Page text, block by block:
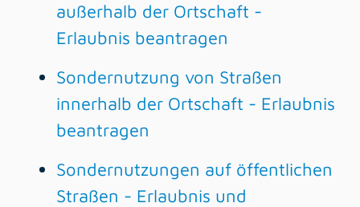
außerhalb der Ortschaft -
Erlaubnis beantragen
Sondernutzung von Straßen
innerhalb der Ortschaft - Erlaubnis
beantragen
Sondernutzungen auf öffentlichen
Straßen - Erlaubnis und